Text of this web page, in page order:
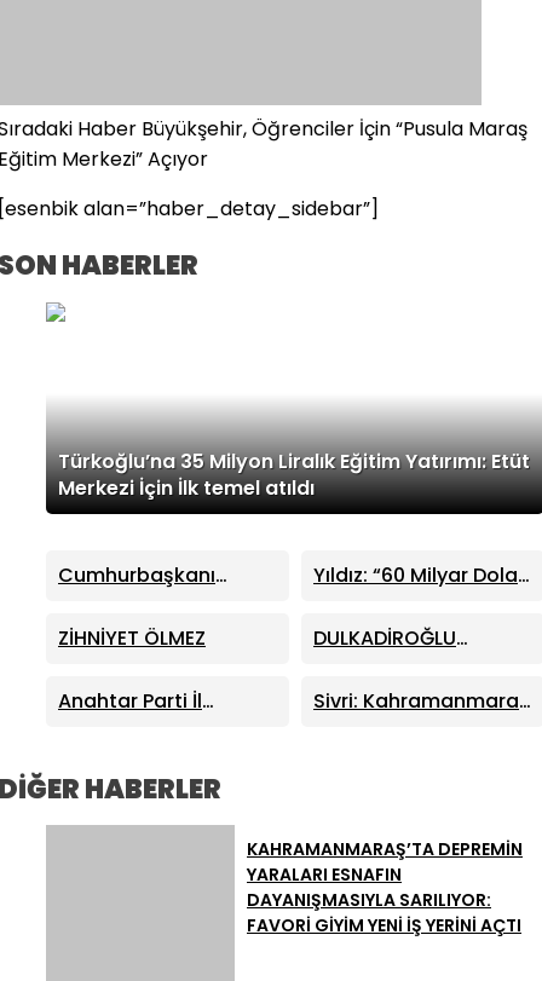
Haber Büyükşehir, Öğrenciler İçin “Pusula Maraş
Merkezi” Açıyor
alan=”haber_detay_sidebar”]
HABERLER
Türkoğlu’na 35 Milyon Liralık Eğitim Yatırımı: Etüt
Merkezi İçin İlk temel atıldı
Cumhurbaşkanı
Ortaokulu Şehitlerinin
Aileleriyle Bir Araya
Yıldız: “60 Milyar Dolar
Türkiye Çok Farklı Bir
Noktada Olurdu”
ZİHNİYET ÖLMEZ
DULKADİROĞLU
AYI MECLİS TOPLANTISI
GERÇEKLEŞTİRİLDİ
Anahtar Parti İl
Yıkım Kararlarında
Vatandaşa Bedel
Ödetilemez”
Sivri: Kahramanmaraş
HABERLER
KAHRAMANMARAŞ’TA DEPREMİN
YARALARI ESNAFIN
DAYANIŞMASIYLA SARILIYOR:
FAVORİ GİYİM YENİ İŞ YERİNİ AÇTI